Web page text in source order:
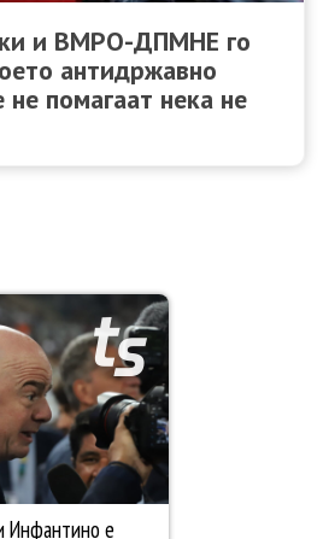
и ВМРО-ДПМНЕ го
антидржавно
не помагаат нека не